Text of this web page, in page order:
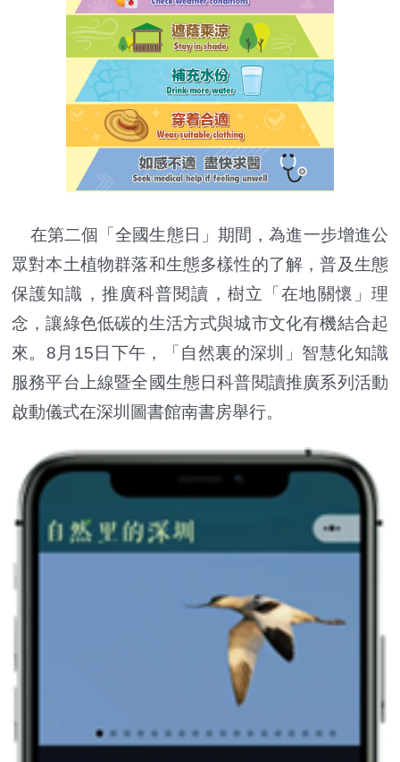
在第二個「全國生態日」期間，為進一步增進公
眾對本土植物群落和生態多樣性的了解，普及生態
保護知識，推廣科普閱讀，樹立「在地關懷」理
念，讓綠色低碳的生活方式與城市文化有機結合起
來。8月15日下午，「自然裏的深圳」智慧化知識
服務平台上線暨全國生態日科普閱讀推廣系列活動
啟動儀式在深圳圖書館南書房舉行。